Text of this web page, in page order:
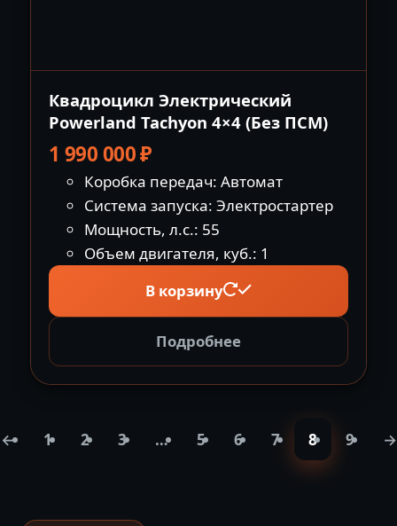
Квадроцикл Электрический
Powerland Tachyon 4×4 (Без ПСМ)
1 990 000₽
Коробка передач: Автомат
Система запуска: Электростартер
Мощность, л.с.: 55
Объем двигателя, куб.: 1
В корзину
Подробнее
← 1 2 3 … 5 6 7 8 9 →